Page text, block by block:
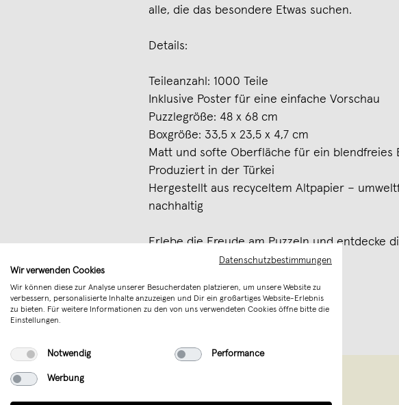
alle, die das besondere Etwas suchen.
Details:
Teileanzahl: 1000 Teile
Inklusive Poster für eine einfache Vorschau
Puzzlegröße: 48 x 68 cm
Boxgröße: 33,5 x 23,5 x 4,7 cm
Matt und softe Oberfläche für ein blendfreies
Produziert in der Türkei
Hergestellt aus recyceltem Altpapier –
nachhaltig
Erlebe die Freude am Puzzeln und entdecke
Paris mit Mister Burgerman!
Merken
Datenschutzbestimmungen
Wir verwenden Cookies
Wir können diese zur Analyse unserer Besucherdaten platzieren, um unsere Website zu
verbessern, personalisierte Inhalte anzuzeigen und Dir ein großartiges Website-Erlebnis
zu bieten. Für weitere Informationen zu den von uns verwendeten Cookies öffne bitte die
Einstellungen.
Notwendig Performance
Werbung